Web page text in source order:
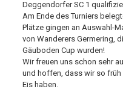
Deggendorfer SC 1
Am Ende des Turniers
Plätze gingen an Auswahl-
von Wanderers Germering,
Gäuboden Cup wurden!
Wir freuen uns schon sehr
und hoffen, dass wir so
Eis haben.